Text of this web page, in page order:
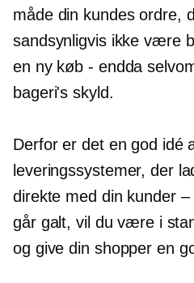
måde din kundes ordre,
sandsynligvis ikke være
en ny køb - endda
bageri's skyld.
Derfor er det en god idé
leveringssystemer, der
direkte med din kunder
går galt, vil du være i
og give din shopper en